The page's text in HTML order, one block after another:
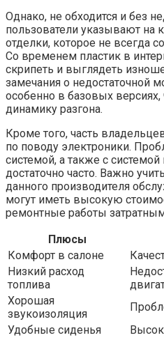
Однако, не обходится и без
пользователи указывают на
отделки, которое не всегда
Со временем пластик в
скрипеть и выглядеть
замечания о недостаточной
особенно в базовых
динамику разгона.
Кроме того, часть
по поводу электроники.
системой, а также с
достаточно часто. Важно
данного производителя
могут иметь высокую
ремонтные работы
Плюсы
Комфорт в салоне
Низкий расход
топлива
Хорошая
звукоизоляция
Удобные сиденья